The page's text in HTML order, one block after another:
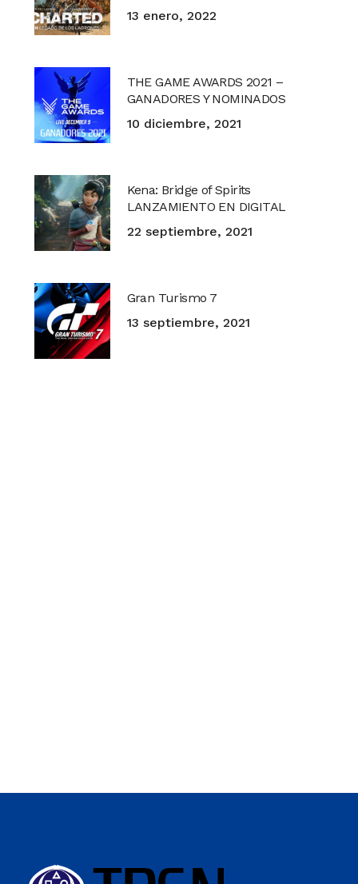
13 enero, 2022
THE GAME AWARDS 2021 –
GANADORES Y NOMINADOS
10 diciembre, 2021
Kena: Bridge of Spirits
LANZAMIENTO EN DIGITAL
22 septiembre, 2021
Gran Turismo 7
13 septiembre, 2021